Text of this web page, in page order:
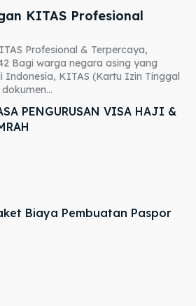
KITAS Profesional
Profesional & Terpercaya,
Bagi warga negara asing yang
Indonesia, KITAS (Kartu Izin Tinggal
PENGURUSAN VISA HAJI &
Biaya Pembuatan Paspor